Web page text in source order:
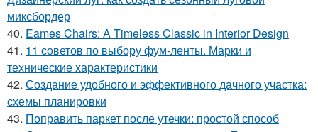
миксбордер
40. Eames Chairs: A Timeless Classic in Interior Design
41. 11 советов по выбору фум-ленты. Марки и
технические характеристики
42. Создание удобного и эффективного дачного участка:
схемы планировки
43. Поправить паркет после утечки: простой способ